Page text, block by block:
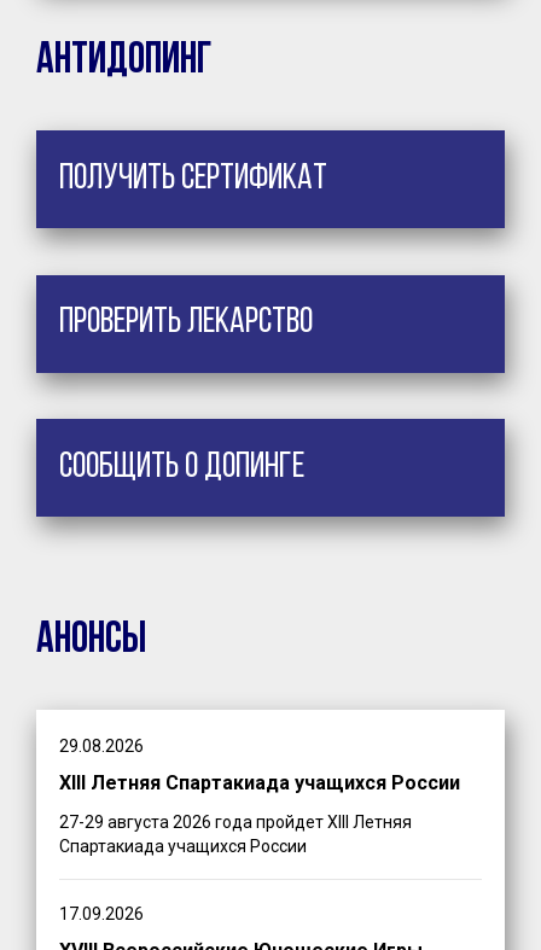
Антидопинг
Получить сертификат
Проверить лекарство
Сообщить о допинге
Анонсы
29.08.2026
XIII Летняя Спартакиада учащихся России
27-29 августа 2026 года пройдет XIII Летняя
Спартакиада учащихся России
17.09.2026